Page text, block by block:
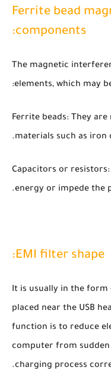
Ferrite bead
components:
The magnetic
elements, which may
Ferrite beads: They
materials such as iron
Capacitors or
energy or impede the
EMI filter shape:
It is usually in the
placed near the USB
function is to reduce
computer from
charging process